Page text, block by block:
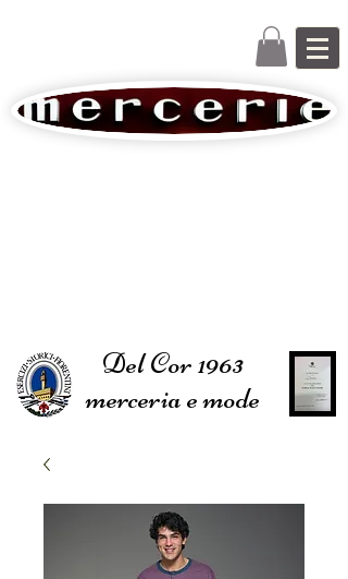
Del Cor 1963
merceria e mode